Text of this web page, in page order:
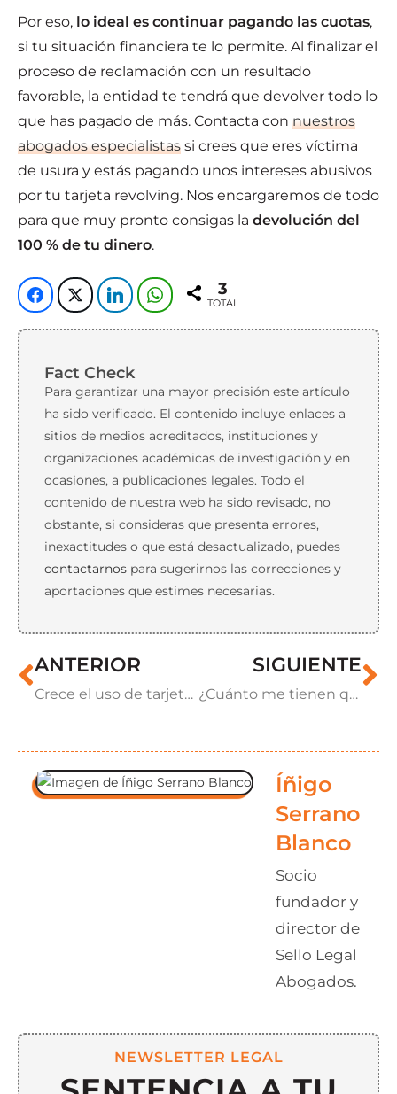
Por eso, lo ideal es continuar pagando las cuotas,
si tu situación financiera te lo permite. Al finalizar el
proceso de reclamación con un resultado
favorable, la entidad te tendrá que devolver todo lo
que has pagado de más. Contacta con nuestros
abogados especialistas si crees que eres víctima
de usura y estás pagando unos intereses abusivos
por tu tarjeta revolving. Nos encargaremos de todo
para que muy pronto consigas la devolución del
100 % de tu dinero.
3
TOTAL
Fact Check
Para garantizar una mayor precisión este artículo
ha sido verificado. El contenido incluye enlaces a
sitios de medios acreditados, instituciones y
organizaciones académicas de investigación y en
ocasiones, a publicaciones legales. Todo el
contenido de nuestra web ha sido revisado, no
obstante, si consideras que presenta errores,
inexactitudes o que está desactualizado, puedes
contactarnos para sugerirnos las correcciones y
aportaciones que estimes necesarias.
ANTERIOR
Crece el uso de tarjetas revolving por la inflación￼
SIGUIENTE
¿Cuánto me tienen que devolver de una tarjeta revolving?
Íñigo
Serrano
Blanco
Socio
fundador y
director de
Sello Legal
Abogados.
NEWSLETTER LEGAL